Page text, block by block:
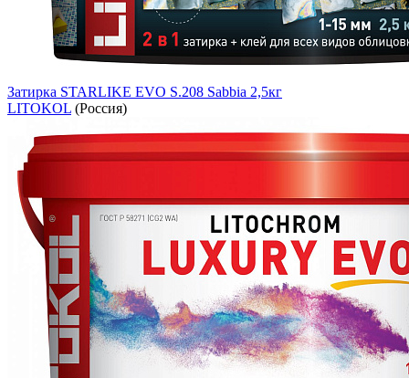
Затирка STARLIKE EVO S.208 Sabbia 2,5кг
LITOKOL (Россия)